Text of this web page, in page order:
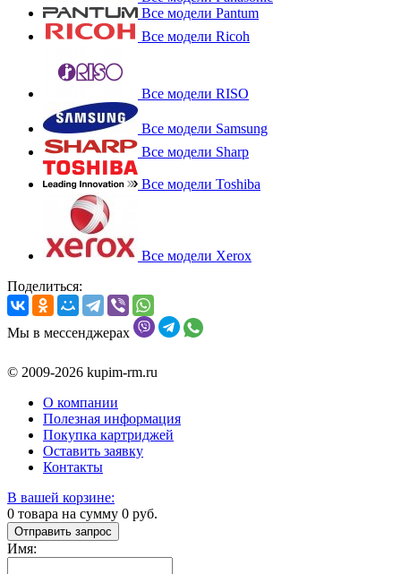
Все модели Pantum
Все модели Ricoh
Все модели RISO
Все модели Samsung
Все модели Sharp
Все модели Toshiba
Все модели Xerox
Поделиться:
Мы в мессенджерах
© 2009-2026 kupim-rm.ru
О компании
Полезная информация
Покупка картриджей
Оставить заявку
Контакты
В вашей корзине:
0 товара на сумму 0 руб.
Отправить запрос
Имя: